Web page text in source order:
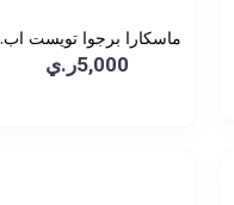
ماسكارا برجوا تويست
5,000ر.ي